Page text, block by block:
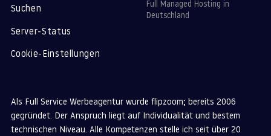
Als Full Service Werbeagentur wurde flipzoom; bereits 2006
gegründet. Der Anspruch liegt auf Individualität und bestem
technischen Niveau. Alle Kompetenzen stelle ich seit über 20
Suchen
Server-Status
Cookie-Einstellungen
Full Managed Hosting in
Deutschland